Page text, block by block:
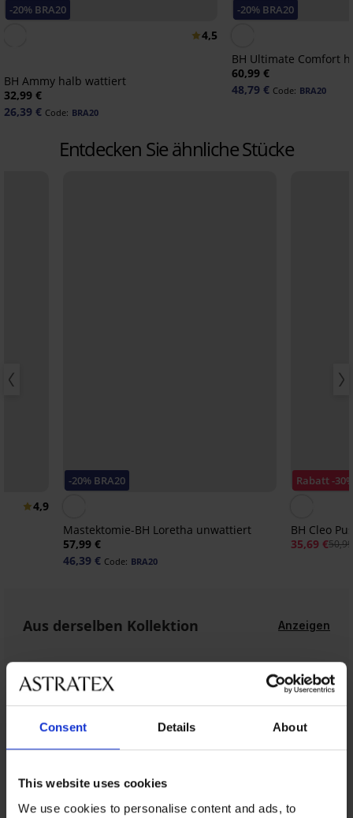
Consent Details About
This website uses cookies
We use cookies to personalise content and ads, to
-20% BRA20
4,5
BH Ammy halb wattiert
32,99 €
26,39 € Code: BRA20
-20% BRA20
BH Ultimate Comfort
60,99 €
48,79 € Code: BRA20
Entdecken Sie ähnliche Stücke
4,9
-20% BRA20
Mastektomie-BH Loretha unwattiert
57,99 €
46,39 € Code: BRA20
Rabatt -
BH Cleo
35,69 €
Aus derselben Kollektion Anzeigen